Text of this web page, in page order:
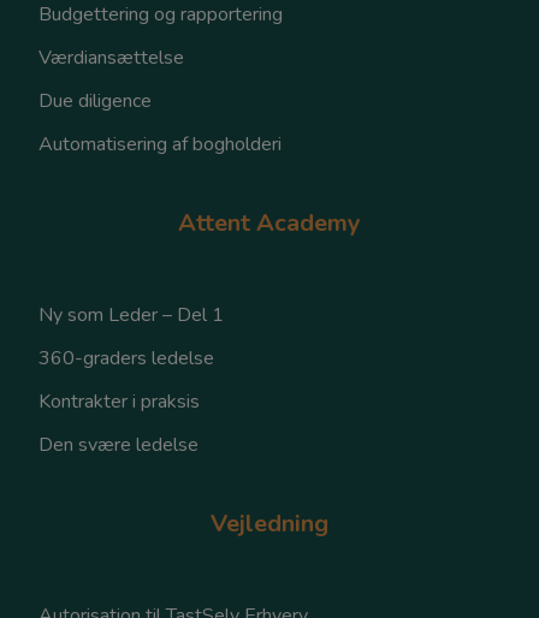
Budgettering og rapportering
Værdiansættelse
Due diligence
Automatisering af bogholderi
Attent Academy
Ny som Leder – Del 1
360-graders ledelse
Kontrakter i praksis
Den svære ledelse
Vejledning